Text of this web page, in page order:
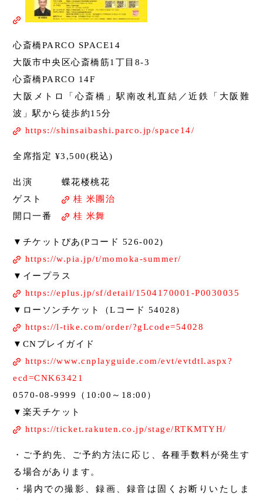
心斎橋PARCO SPACE14
大阪市中央区心斎橋筋1丁目8-3
心斎橋PARCO 14F
大阪メトロ「心斎橋」駅南改札直結／近鉄「大阪難
波」駅から徒歩約15分
https://shinsaibashi.parco.jp/space14/
全席指定 ¥3,500(税込)
出演 蝶花楼桃花
ゲスト
桂 米團治
開口一番
桂 米舞
▼チケットぴあ(Pコード 526-002)
https://w.pia.jp/t/momoka-summer/
▼イープラス
https://eplus.jp/sf/detail/1504170001-P0030035
▼ローソンチケット（Lコード 54028)
https://l-tike.com/order/?gLcode=54028
▼CNプレイガイド
https://www.cnplayguide.com/evt/evtdtl.aspx?
ecd=CNK63421
0570-08-9999（10:00～18:00）
▼楽天チケット
https://ticket.rakuten.co.jp/stage/RTKMTYH/
・ご予約先、ご予約方法に応じ、各種手数料が発生す
る場合があります。
・場内での撮影、録画、録音は固くお断りいたしま